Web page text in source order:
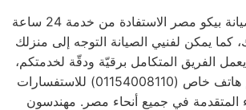
تتيح لك مراكز صيانة بيكو مصر الاستفادة من خدمة 24 ساعة
كما يمكن لفنيي الصيانة التوجه إلى منزلك
الفريق المتكامل برقيّة ودقّة لخدمتكم،
ويوجد لدينا رقم هاتف خاص (01154008110) للاستفسارات
المتقدمة في جميع أنحاء مصر. مهندسون